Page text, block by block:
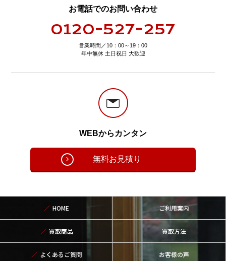
お電話でのお問い合わせ
0120-527-257
営業時間／10：00～19：00
年中無休 土日祝日 大歓迎
WEBからカンタン
無料お見積り
HOME ご利用案内
買取商品 買取方法
よくあるご質問 お客様の声